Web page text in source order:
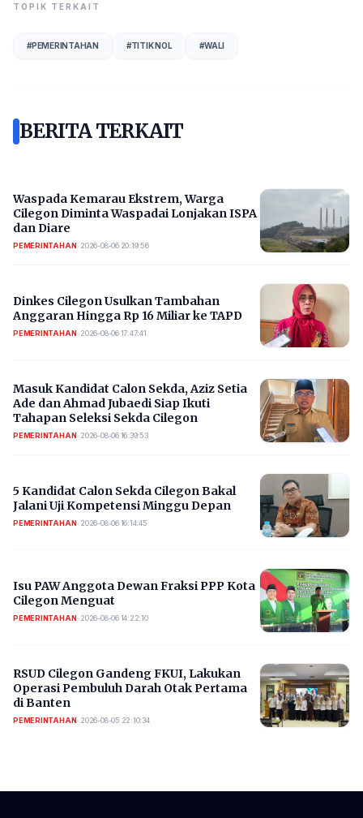
TOPIK TERKAIT
#PEMERINTAHAN #TITIK NOL #WALI
BERITA TERKAIT
Waspada Kemarau Ekstrem, Warga
Cilegon Diminta Waspadai Lonjakan ISPA
dan Diare
PEMERINTAHAN• 2026-08-06 20:19:56
Dinkes Cilegon Usulkan Tambahan
Anggaran Hingga Rp 16 Miliar ke TAPD
PEMERINTAHAN• 2026-08-06 17:47:41
Masuk Kandidat Calon Sekda, Aziz Setia
Ade dan Ahmad Jubaedi Siap Ikuti
Tahapan Seleksi Sekda Cilegon
PEMERINTAHAN• 2026-08-06 16:39:53
5 Kandidat Calon Sekda Cilegon Bakal
Jalani Uji Kompetensi Minggu Depan
PEMERINTAHAN• 2026-08-06 16:14:45
Isu PAW Anggota Dewan Fraksi PPP Kota
Cilegon Menguat
PEMERINTAHAN• 2026-08-06 14:22:10
RSUD Cilegon Gandeng FKUI, Lakukan
Operasi Pembuluh Darah Otak Pertama
di Banten
PEMERINTAHAN• 2026-08-05 22:10:34